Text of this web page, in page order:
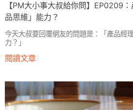
【PM大小事大叔給你問】EP0209
品思維」能力？
今天大叔要回覆網友的問題是：「產品經
力？」
閱讀文章